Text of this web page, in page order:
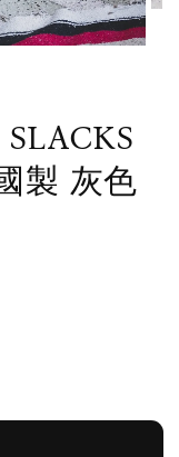
製 灰色